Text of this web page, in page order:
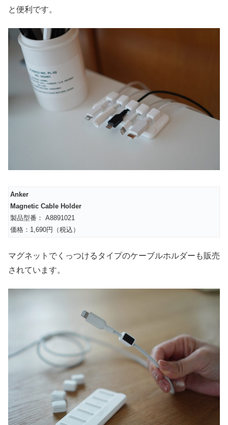
と便利です。
Anker
Magnetic Cable Holder
製品型番： A8891021
価格：1,690円（税込）
マグネットでくっつけるタイプのケーブルホルダーも販売
されています。